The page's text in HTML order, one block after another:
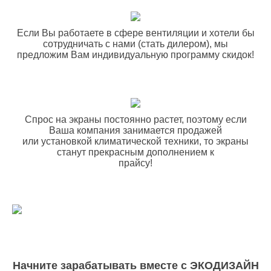
Если Вы работаете в сфере вентиляции и хотели бы
сотрудничать с нами (стать дилером), мы
предложим Вам индивидуальную программу скидок!
Спрос на экраны постоянно растет, поэтому если
Ваша компания занимается продажей
или установкой климатической техники, то экраны
станут прекрасным дополнением к
прайсу!
Начните зарабатывать вместе с ЭКОДИЗАЙН